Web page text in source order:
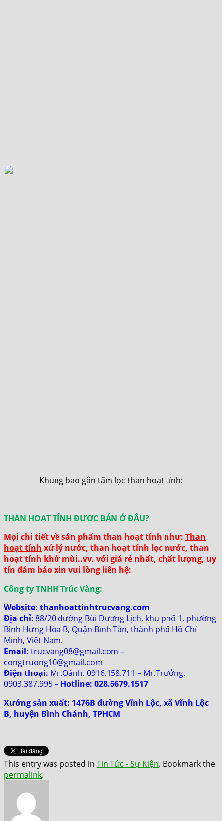
Khung bao gắn tấm lọc than hoạt tính:
THAN HOẠT TÍNH ĐƯỢC BÁN Ở ĐÂU?
Mọi chi tiết về sản phẩm than hoạt tính như: Than
hoạt tính xử lý nước, than hoạt tính lọc nước, than
hoạt tính khử mùi..vv. với giá rẻ nhất, chất lượng, uy
tín đảm bảo xin vui lòng liên hệ:
Công ty TNHH Trúc Vàng:
Website: thanhoattinhtrucvang.com
Địa chỉ: 88/20 đường Bùi Dương Lịch, khu phố 1, phường
Bình Hưng Hòa B, Quận Bình Tân, thành phố Hồ Chí
Minh, Việt Nam.
Email: trucvang08@gmail.com –
congtruong10@gmail.com
Điện thoại: Mr.Oánh: 0916.158.711 – Mr.Trưởng:
0903.387.995 – Hotline: 028.6679.1517
Xưởng sản xuất: 1476B đường Vĩnh Lộc, xã Vĩnh Lộc
B, huyện Bình Chánh, TPHCM
This entry was posted in Tin Tức - Sự Kiện. Bookmark the
permalink.